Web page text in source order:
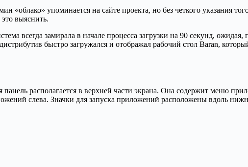
упоминается на сайте проекта, но без четкого указания
выяснить.
всегда замирала в начале процесса загрузки на 90 секунд, ожидая,
быстро загружался и отображал рабочий стол Baran,
располагается в верхней части экрана. Она содержит меню
слева. Значки для запуска приложений расположены вдоль